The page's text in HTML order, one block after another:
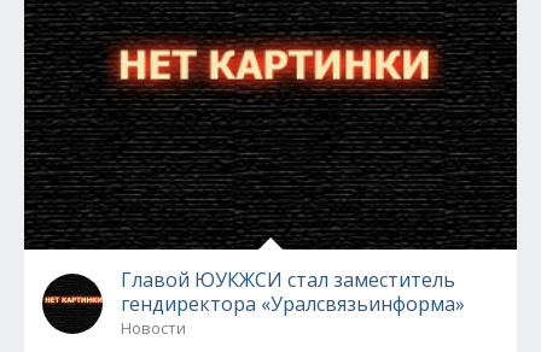
Главой ЮУКЖСИ стал заместитель
гендиректора «Уралсвязьинформа»
Новости